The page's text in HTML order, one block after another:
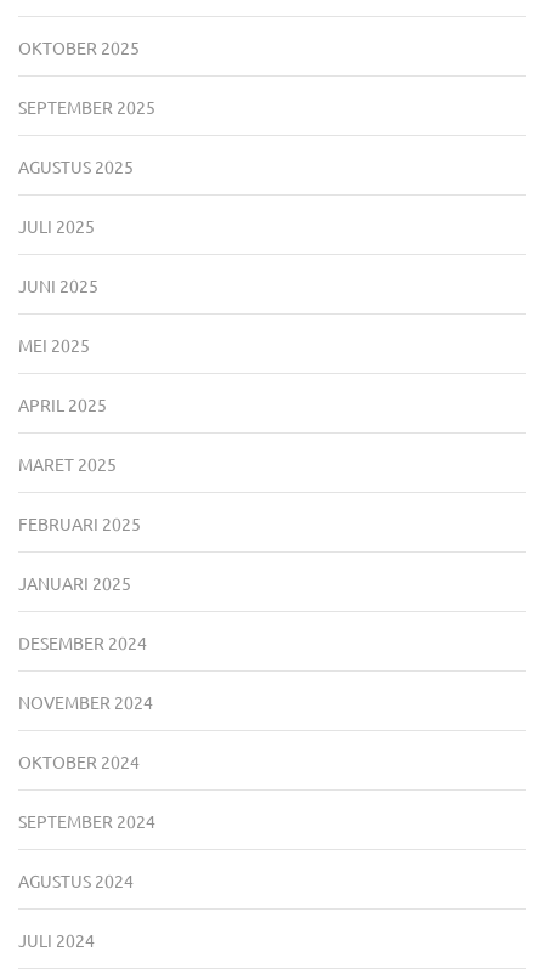
OKTOBER 2025
SEPTEMBER 2025
AGUSTUS 2025
JULI 2025
JUNI 2025
MEI 2025
APRIL 2025
MARET 2025
FEBRUARI 2025
JANUARI 2025
DESEMBER 2024
NOVEMBER 2024
OKTOBER 2024
SEPTEMBER 2024
AGUSTUS 2024
JULI 2024